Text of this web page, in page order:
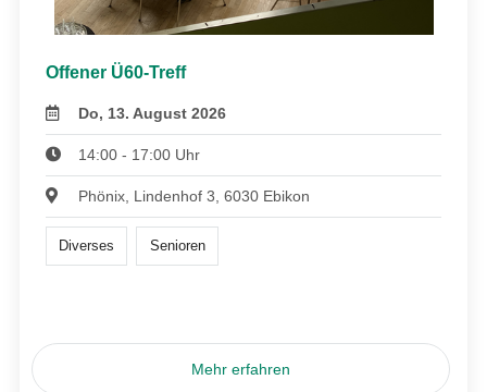
Offener Ü60-Treff
Do, 13. August 2026
14:00 - 17:00 Uhr
Phönix, Lindenhof 3, 6030 Ebikon
Diverses Senioren
Mehr erfahren